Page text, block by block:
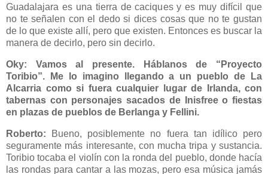
Guadalajara es una tierra de caciques y es muy difícil que
no te señalen con el dedo si dices cosas que no te gustan
de lo que existe allí, pero que existen. Entonces es buscar la
manera de decirlo, pero sin decirlo.
Oky: Vamos al presente. Háblanos de “Proyecto
Toribio”. Me lo imagino llegando a un pueblo de La
Alcarria como si fuera cualquier lugar de Irlanda, con
tabernas con personajes sacados de Inisfree o fiestas
en plazas de pueblos de Berlanga y Fellini.
Roberto:
Bueno, posiblemente no fuera tan idílico pero
seguramente más interesante, con mucha tripa y sustancia.
Toribio tocaba el violín con la ronda del pueblo, donde hacía
las rondas para cantar a las mozas, pero esa música jamás